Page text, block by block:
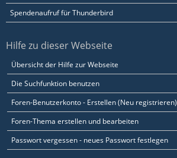
Spendenaufruf für Thunderbird
Hilfe zu dieser Webseite
Übersicht der Hilfe zur Webseite
Die Suchfunktion benutzen
Foren-Benutzerkonto - Erstellen (Neu registrieren)
Foren-Thema erstellen und bearbeiten
Passwort vergessen - neues Passwort festlegen